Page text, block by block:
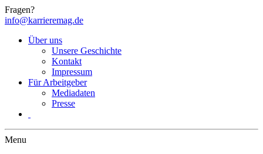
Fragen?
info@karrieremag.de
Über uns
Unsere Geschichte
Kontakt
Impressum
Für Arbeitgeber
Mediadaten
Presse
Menu